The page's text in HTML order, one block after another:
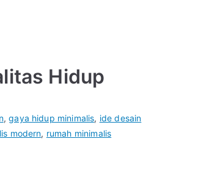
Hidup
,gaya hidup minimalis, ide desain
modern, rumah minimalis